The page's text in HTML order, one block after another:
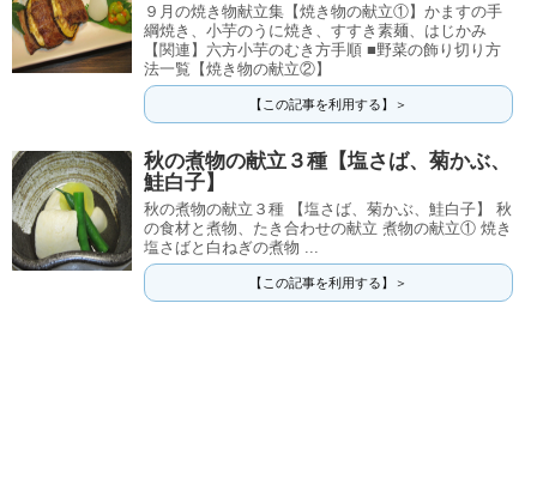
９月の焼き物献立集【焼き物の献立①】かますの手
綱焼き、小芋のうに焼き、すすき素麺、はじかみ
【関連】六方小芋のむき方手順 ■野菜の飾り切り方
法一覧【焼き物の献立②】
【この記事を利用する】＞
秋の煮物の献立３種【塩さば、菊かぶ、
鮭白子】
秋の煮物の献立３種 【塩さば、菊かぶ、鮭白子】 秋
の食材と煮物、たき合わせの献立 煮物の献立① 焼き
塩さばと白ねぎの煮物 ...
【この記事を利用する】＞